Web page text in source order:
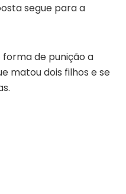
segue para a
de punição a
matou dois filhos e se